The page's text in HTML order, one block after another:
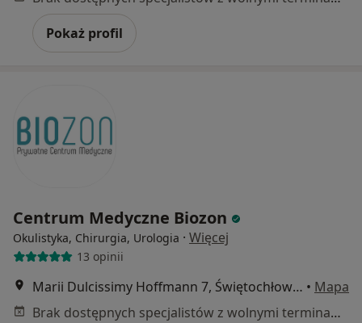
Pokaż profil
Centrum Medyczne Biozon
Okulistyka, Chirurgia, Urologia · Więcej
13 opinii
Marii Dulcissimy Hoffmann 7, Świętochłowice • Mapa
Brak dostępnych specjalistów z wolnymi terminami w tym centrum medycznym.